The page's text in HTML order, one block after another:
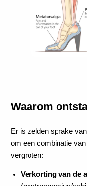
Waarom
Er is zelden sprake
om een combinatie
vergroten:
Verkorting van de